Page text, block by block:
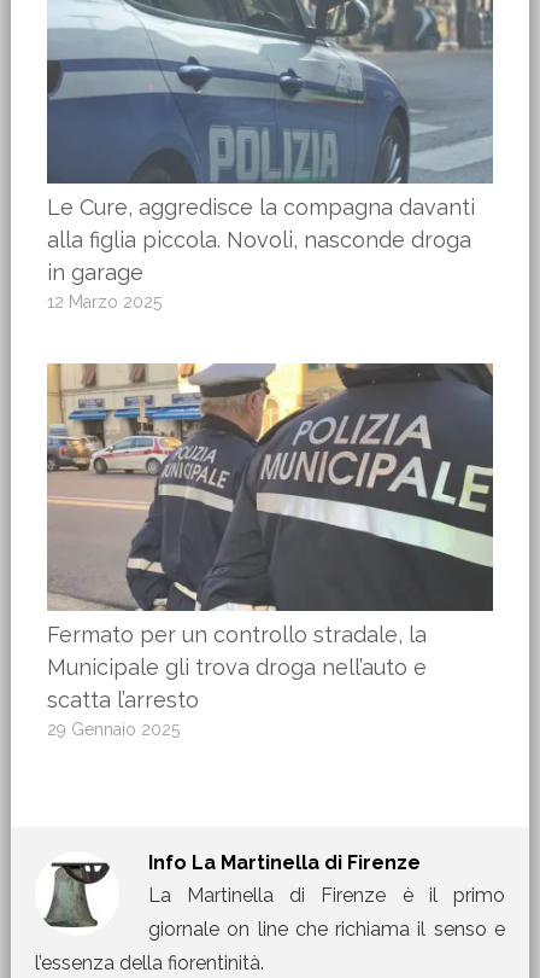
Le Cure, aggredisce la compagna davanti
alla figlia piccola. Novoli, nasconde droga
in garage
12 Marzo 2025
Fermato per un controllo stradale, la
Municipale gli trova droga nell’auto e
scatta l’arresto
29 Gennaio 2025
Info La Martinella di Firenze
La Martinella di Firenze è il primo
giornale on line che richiama il senso e
l’essenza della fiorentinità.